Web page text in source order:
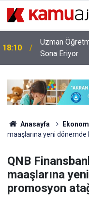
18:10
Uzman
Sona Eriyor
Anasayfa
maaşlarına yeni dönemde
QNB
maaşlarına
promosyon